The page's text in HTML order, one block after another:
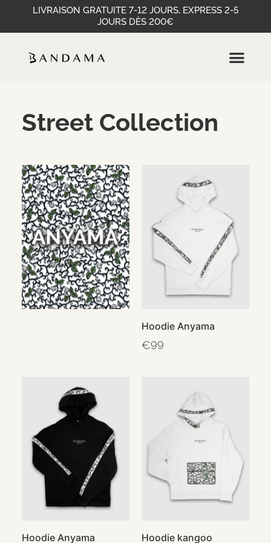
LIVRAISON GRATUITE 7-12 JOURS, EXPRESS 2-5
JOURS DÈS 200€
Street Collection
Hoodie Anyama
€99
Hoodie Anyama Hoodie kangoo